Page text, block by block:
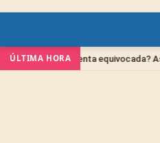
ÚLTIMA HORA
una cuenta equivocada? Así se pide